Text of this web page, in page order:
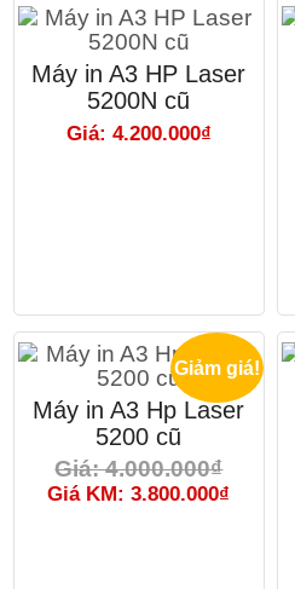
Máy in A3 HP Laser
5200N cũ
Giá: 4.200.000₫
Giảm giá!
Máy in A3 Hp Laser
5200 cũ
Giá: 4.000.000₫
Giá KM: 3.800.000₫